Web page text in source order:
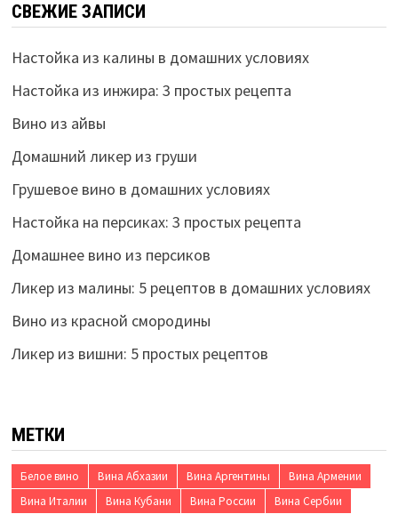
СВЕЖИЕ ЗАПИСИ
Настойка из калины в домашних условиях
Настойка из инжира: 3 простых рецепта
Вино из айвы
Домашний ликер из груши
Грушевое вино в домашних условиях
Настойка на персиках: 3 простых рецепта
Домашнее вино из персиков
Ликер из малины: 5 рецептов в домашних условиях
Вино из красной смородины
Ликер из вишни: 5 простых рецептов
МЕТКИ
Белое вино Вина Абхазии Вина Аргентины
Вина Армении
Вина Италии
Вина Кубани Вина России Вина Сербии